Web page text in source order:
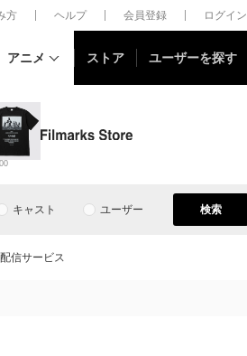
方 ヘルプ 会員登録 ログイン
アニメ ストア ユーザーを探す
キャスト ユーザー 検索
信サービス